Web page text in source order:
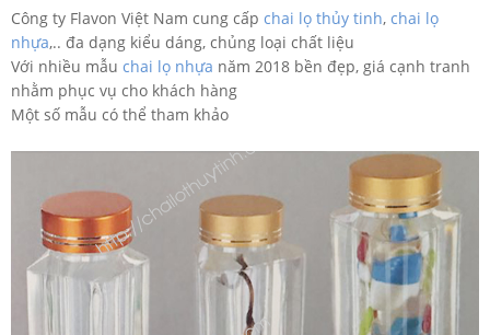
Công ty Flavon Việt Nam cung cấp chai lọ thủy tinh, chai lọ
nhựa,.. đa dạng kiểu dáng, chủng loại chất liệu
Với nhiều mẫu chai lọ nhựa năm 2018 bền đẹp, giá cạnh tranh
nhằm phục vụ cho khách hàng
Một số mẫu có thể tham khảo